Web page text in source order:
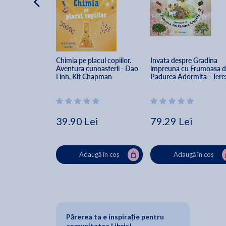
Chimia pe placul copiilor.
Aventura cunoasterii - Dao
Linh, Kit Chapman
39.90 Lei
Adaugă în coș
Invata despre Gradina
impreuna cu Frumoasa
Padurea Adormita -
Andresova, Linh Dao
79.29 Lei
Adaugă în coș
Părerea ta e inspirație pentru